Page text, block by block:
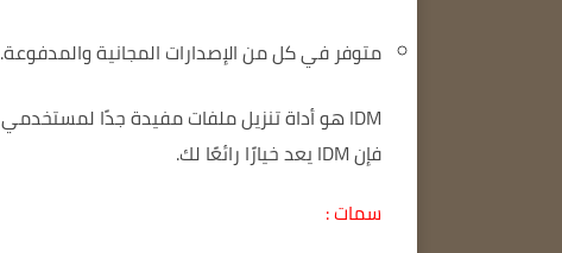
متوفر في كل من الإصدارات المجانية والمدفوعة.
IDM هو أداة تنزيل ملفات مفيدة جدًا لمستخدمي الإنترنت.
فإن IDM يعد خيارًا رائعًا لك.
سمات :